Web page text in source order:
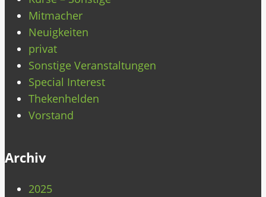
Mitmacher
Neuigkeiten
privat
Sonstige Veranstaltungen
Special Interest
Thekenhelden
Vorstand
Archiv
2025